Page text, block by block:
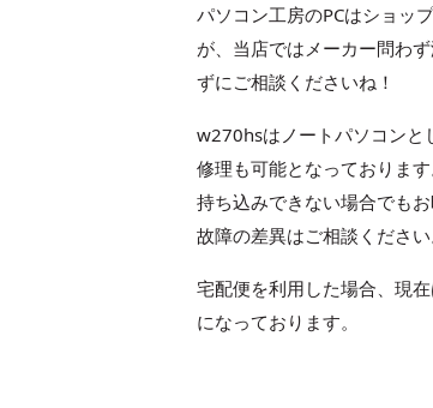
パソコン工房のPCはショッ
が、当店ではメーカー問わ
ずにご相談くださいね！
w270hsはノートパソコンと
修理も可能となっております
持ち込みできない場合でも
故障の差異はご相談ください
宅配便を利用した場合、現
になっております。